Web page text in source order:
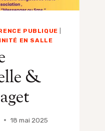
PUBLIQUE
EN SALLE
&
18 mai 2025